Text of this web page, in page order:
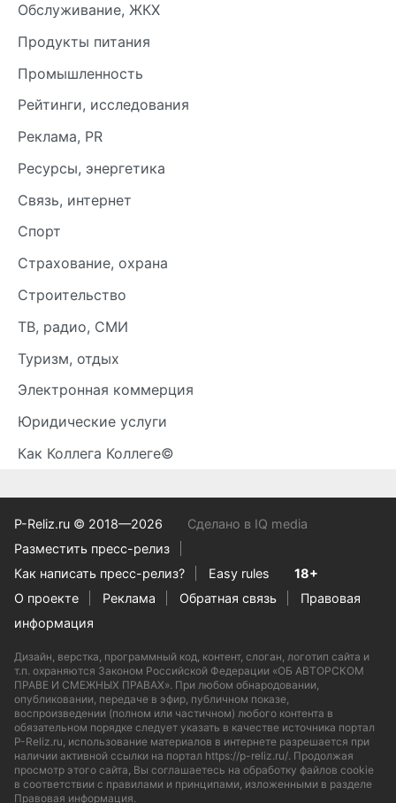
Обслуживание, ЖКХ
Продукты питания
Промышленность
Рейтинги, исследования
Реклама, PR
Ресурсы, энергетика
Связь, интернет
Спорт
Страхование, охрана
Строительство
ТВ, радио, СМИ
Туризм, отдых
Электронная коммерция
Юридические услуги
Как Коллега Коллеге©
P-Reliz.ru © 2018—2026
Сделано в IQ media
Разместить пресс-релиз
Как написать пресс-релиз?
Easy rules
18+
О проекте
Реклама Обратная связь
Правовая
информация
Дизайн, верстка, программный код, контент, слоган, логотип сайта и
т.п. охраняются Законом Российской Федерации «ОБ АВТОРСКОМ
ПРАВЕ И СМЕЖНЫХ ПРАВАХ». При любом обнародовании,
опубликовании, передаче в эфир, публичном показе,
воспроизведении (полном или частичном) любого контента в
обязательном порядке следует указать в качестве источника портал
P-Reliz.ru, использование материалов в интернете разрешается при
наличии активной ссылки на портал https://p-reliz.ru/. Продолжая
просмотр этого сайта, Вы соглашаетесь на обработку файлов cookie
в соответствии с правилами и принципами, изложенными в разделе
Правовая информация.